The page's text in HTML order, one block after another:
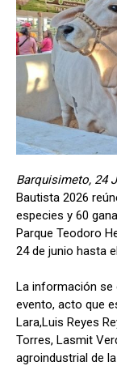
Barquisimeto, 24
Bautista 2026
especies y 60
Parque Teodoro
24 de junio hasta
La información se
evento, acto que
Lara,Luis Reyes
Torres, Lasmit
agroindustrial de